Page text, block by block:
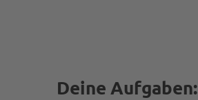
Deine Aufgaben: